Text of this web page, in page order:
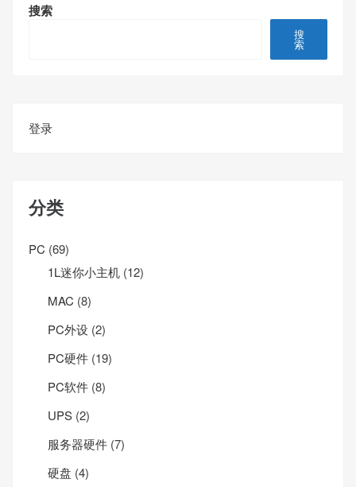
搜索
搜
索
登录
分类
PC (69)
1L迷你小主机 (12)
MAC (8)
PC外设 (2)
PC硬件 (19)
PC软件 (8)
UPS (2)
服务器硬件 (7)
硬盘 (4)